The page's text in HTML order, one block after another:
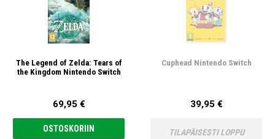
The Legend of Zelda: Tears of
the Kingdom Nintendo Switch
69,95 €
OSTOSKORIIN
Cuphead Nintendo Switch
39,95 €
TILAPÄISESTI LOPPU